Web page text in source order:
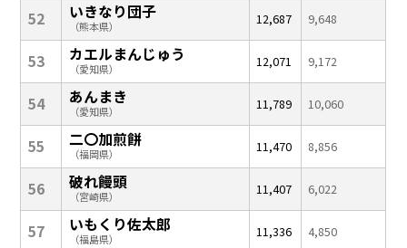
52 いきなり団子
（熊本県） 12,687 9,648
53 カエルまんじゅう
（愛知県） 12,071 9,172
54 あんまき
（愛知県） 11,789 10,060
55 二〇加煎餅
（福岡県） 11,470 8,856
56 破れ饅頭
（宮崎県） 11,407 6,022
57 いもくり佐太郎
（福島県） 11,336 4,850